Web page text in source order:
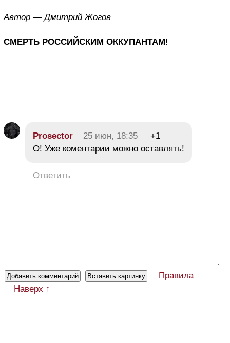
Автор — Дмитрий Жогов
СМЕРТЬ РОССИЙСКИМ ОККУПАНТАМ!
Prosector 25 июн, 18:35
+1
О! Уже коментарии можно оставлять!
Ответить
Правила
Наверх ↑